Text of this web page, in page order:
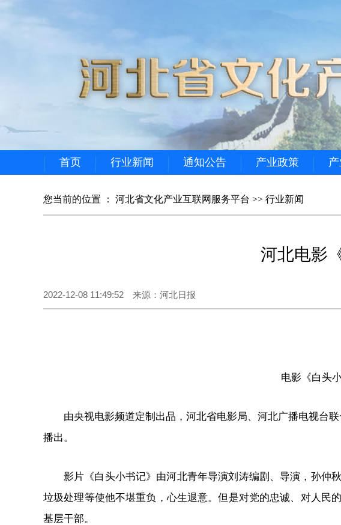
首页 行业新闻 通知公告 产业政策
您当前的位置 ： 河北省文化产业互联网服务平台 >> 行业新闻
河北电影
2022-12-08 11:49:52 来源：河北日报
电影《白头
由央视电影频道定制出品，河北省电影局、河北广播电视台
播出。
影片《白头小书记》由河北青年导演刘涛编剧、导演，孙仲
垃圾处理等使他不堪重负，心生退意。但是对党的忠诚、对人民
基层干部。